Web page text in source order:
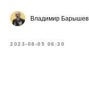
Владимир Барышев
2023-08-05 06:30